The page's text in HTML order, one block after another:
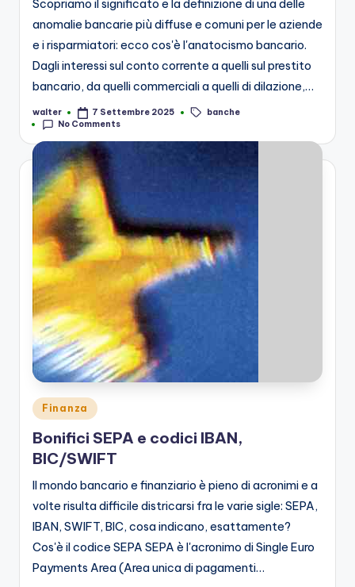
Scopriamo il significato e la definizione di una delle
anomalie bancarie più diffuse e comuni per le aziende
e i risparmiatori: ecco cos'è l'anatocismo bancario.
Dagli interessi sul conto corrente a quelli sul prestito
bancario, da quelli commerciali a quelli di dilazione,…
Posted
by
walter 7 Settembre 2025
Tags:
banche
No Comments
Posted
Finanza
Bonifici SEPA e codici IBAN,
BIC/SWIFT
Il mondo bancario e finanziario è pieno di acronimi e a
volte risulta difficile districarsi fra le varie sigle: SEPA,
IBAN, SWIFT, BIC, cosa indicano, esattamente?
Cos'è il codice SEPA SEPA è l'acronimo di Single Euro
Payments Area (Area unica di pagamenti…